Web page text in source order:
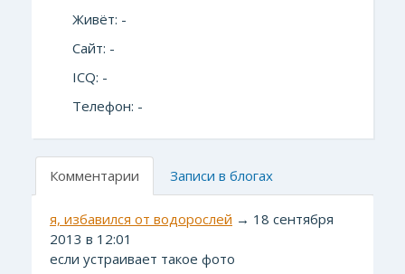
Живёт: -
Сайт: -
ICQ: -
Телефон: -
Комментарии Записи в блогах
я, избавился от водорослей → 18 сентября
2013 в 12:01
если устраивает такое фото